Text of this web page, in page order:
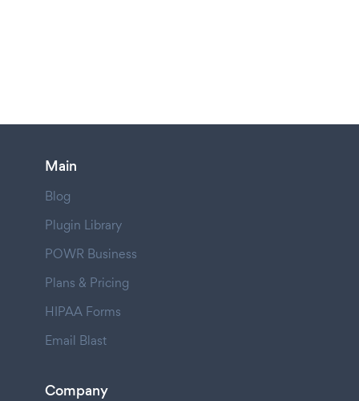
Main
Blog
Plugin Library
POWR Business
Plans & Pricing
HIPAA Forms
Email Blast
Company